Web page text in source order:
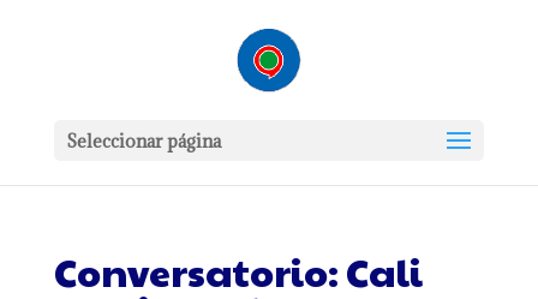
Seleccionar página
Conversatorio: Cali